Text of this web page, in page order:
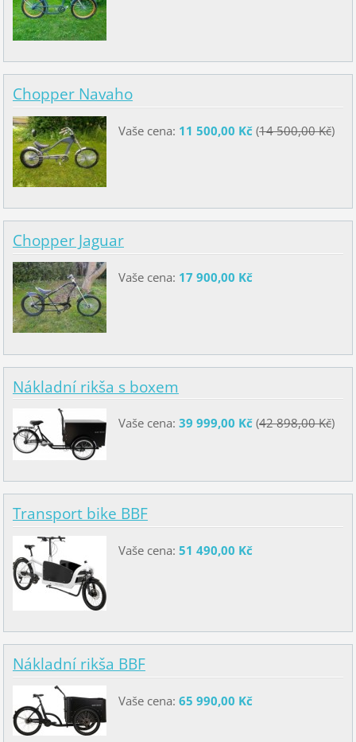
Chopper Navaho
Vaše cena: 11 500,00 Kč(14 500,00 Kč)
Chopper Jaguar
Vaše cena: 17 900,00 Kč
Nákladní rikša s boxem
Vaše cena: 39 999,00 Kč(42 898,00 Kč)
Transport bike BBF
Vaše cena: 51 490,00 Kč
Nákladní rikša BBF
Vaše cena: 65 990,00 Kč